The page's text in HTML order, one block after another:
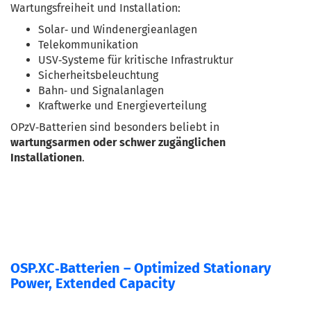
Wartungsfreiheit und Installation:
Solar‑ und Windenergieanlagen
Telekommunikation
USV‑Systeme für kritische Infrastruktur
Sicherheitsbeleuchtung
Bahn‑ und Signalanlagen
Kraftwerke und Energieverteilung
wartungsarmen oder schwer zugänglichen
Installationen.
OSP.XC‑Batterien – Optimized Stationary
Power, Extended Capacity